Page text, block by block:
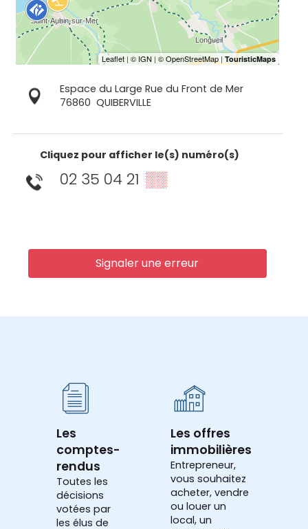
Espace du Large Rue du Front de Mer
76860 QUIBERVILLE
Cliquez pour afficher le(s) numéro(s)
02 35 04 21 ▒▒
Signaler une erreur
Les
comptes-
rendus
Toutes les
décisions
votées par
les élus de
Les offres
immobilières
Entrepreneur,
vous souhaitez
acheter, vendre
ou louer un
local, un